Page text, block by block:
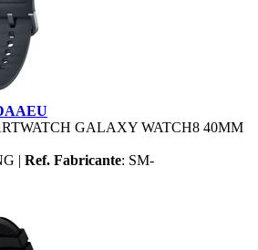
GALAXY WATCH8 40MM
| Ref. Fabricante: SM-